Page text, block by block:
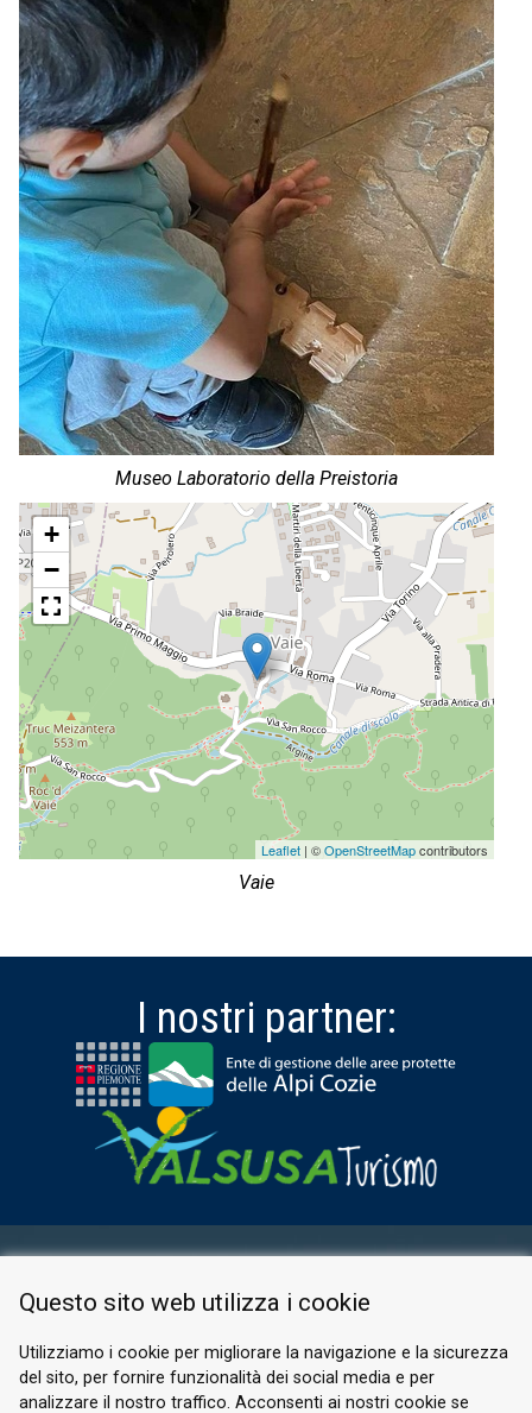
Museo Laboratorio della Preistoria
+
−
Leaflet | ©OpenStreetMapcontributors
Vaie
I nostri partner:
PRIVACY POLICY
© 2026 Valle di Susa
Questo sito web utilizza i cookie
Utilizziamo i cookie per migliorare la navigazione e la sicurezza
del sito, per fornire funzionalità dei social media e per
analizzare il nostro traffico. Acconsenti ai nostri cookie se